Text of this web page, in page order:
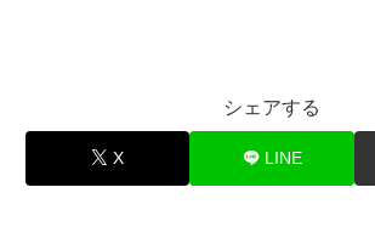
シェアする
X LINE